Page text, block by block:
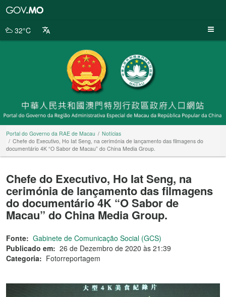
da
32°C
Portal do Governo da RAE de Macau
Notícias
Chefe do Executivo, Ho Iat Seng, na cerimónia de lançamento das filmagens do
documentário 4K “O Sabor de Macau” do China Media Group.
Chefe do Executivo, Ho Iat Seng, na
cerimónia de lançamento das filmagens
do documentário 4K “O Sabor de
Macau” do China Media Group.
Fonte: Gabinete de Comunicação Social (GCS)
Publicado em: 26 de Dezembro de 2020 às 21:39
Categoria: Fotorreportagem